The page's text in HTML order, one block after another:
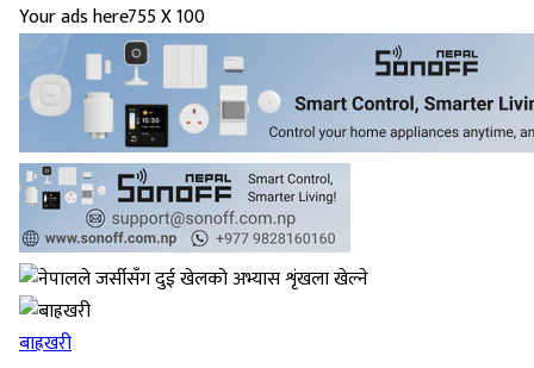
Your ads here755 X 100
बाह्रखरी